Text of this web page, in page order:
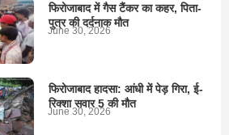
फिरोजाबाद में गैस टैंकर का कहर, पिता-
पुत्र की दर्दनाक मौत
June 30, 2026
फिरोजाबाद हादसा: आंधी में पेड़ गिरा, ई-
रिक्शा सवार 5 की मौत
June 30, 2026